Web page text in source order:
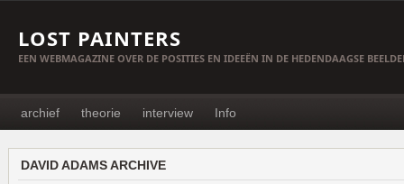
LOST PAINTERS
EEN WEBMAGAZINE OVER DE POSITIES EN IDEEËN IN DE HEDENDAAGSE
archief theorie interview Info
DAVID ADAMS ARCHIVE